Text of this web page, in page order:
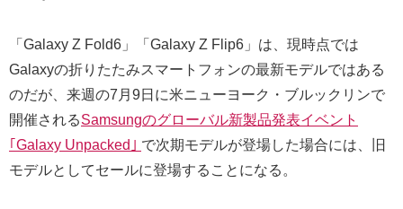
「Galaxy Z Fold6」「Galaxy Z Flip6」は、現時点では
Galaxyの折りたたみスマートフォンの最新モデルではある
のだが、来週の7月9日に米ニューヨーク・ブルックリンで
開催されるSamsungのグローバル新製品発表イベント
｢Galaxy Unpacked｣ で次期モデルが登場した場合には、旧
モデルとしてセールに登場することになる。